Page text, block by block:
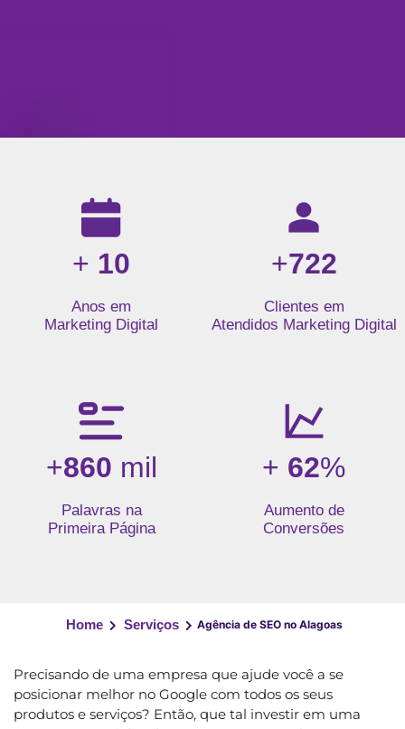
Resultados da nossa agência de marketing digital: mais
+ 10
Anos em
Marketing Digital
+722
Clientes em
Atendidos Marketing Digital
+860 mil
Palavras na
Primeira Página
+ 62%
Aumento de
Conversões
Home Serviços Agência de SEO no Alagoas
Precisando de uma empresa que ajude você a se
posicionar melhor no Google com todos os seus
produtos e serviços? Então, que tal investir em uma